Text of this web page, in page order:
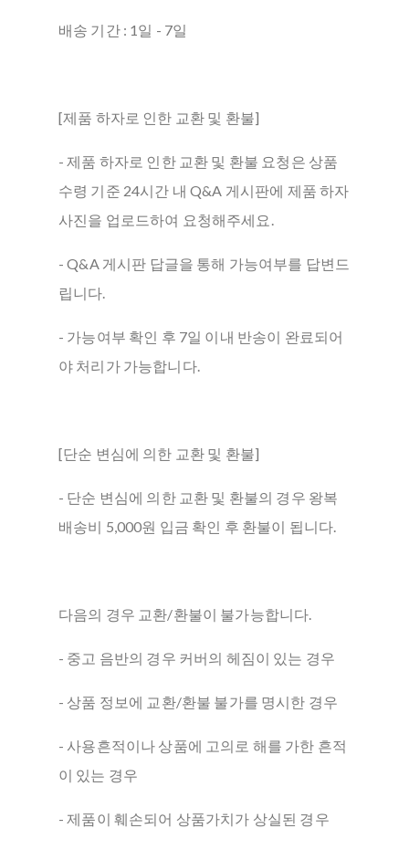
배송 기간 : 1일 - 7일
[제품 하자로 인한 교환 및 환불]
- 제품 하자로 인한 교환 및 환불 요청은 상품
수령 기준 24시간 내 Q&A 게시판에 제품 하자
사진을 업로드하여 요청해주세요.
- Q&A 게시판 답글을 통해 가능여부를 답변드
립니다.
- 가능여부 확인 후 7일 이내 반송이 완료되어
야 처리가 가능합니다.
[단순 변심에 의한 교환 및 환불]
- 단순 변심에 의한 교환 및 환불의 경우 왕복
배송비 5,000원 입금 확인 후 환불이 됩니다.
다음의 경우 교환/환불이 불가능합니다.
- 중고 음반의 경우 커버의 헤짐이 있는 경우
- 상품 정보에 교환/환불 불가를 명시한 경우
- 사용흔적이나 상품에 고의로 해를 가한 흔적
이 있는 경우
- 제품이 훼손되어 상품가치가 상실된 경우